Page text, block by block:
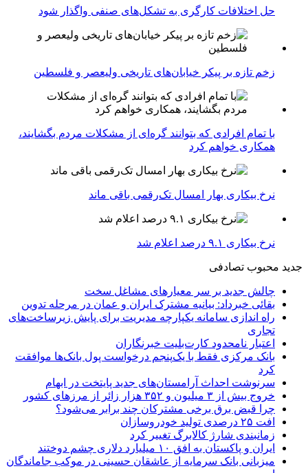
حل اختلافات کارگری به تشکل‌های صنفی واگذار شود
زخم تازه بر پیکر خیابان‌های تاریخی ولیعصر و فلسطین
با تمام افرادی که بتوانند گره‌ای از مشکلات مردم بگشایند،
همکاری خواهم کرد
نرخ بیکاری بهار امسال تک‌رقمی باقی ماند
نرخ بیکاری ۹.۱ درصد اعلام شد
جدید محبوب تصادفی
چالش جدید بر سر معیارهای مشاغل سخت
بقائی خبرداد: بیانیه مشترک ایران و عمان در مرحله تدوین
راه اندازی سامانه یکپارچه مدیریت برای پایش زیرساخت‌های
تجاری
اعتبار نامحدود کارت‌بلیت خبرنگاران
بانک مرکزی فقط با یک‌‎پنجم درخواست پول بانک‌ها موافقت
کرد
سرنوشت احداث آرامستان‌های جدید پایتخت در ابهام
خروج بیش از ۳ میلیون و ۳۵۲ هزار زائر از مرزهای کشور
چرا قبض برق برخی مشترکان چند برابر می‌شود؟
افت ۲۵ درصدی تولید خودروسازان
زمانبندی شارژ کالابرگ تغییر کرد
ایران و پاکستان به افق ۱۰ میلیارد دلاری چشم دوختند
میزبانی بانک سرمایه از عاشقان حسینی در موکب جاماندگان